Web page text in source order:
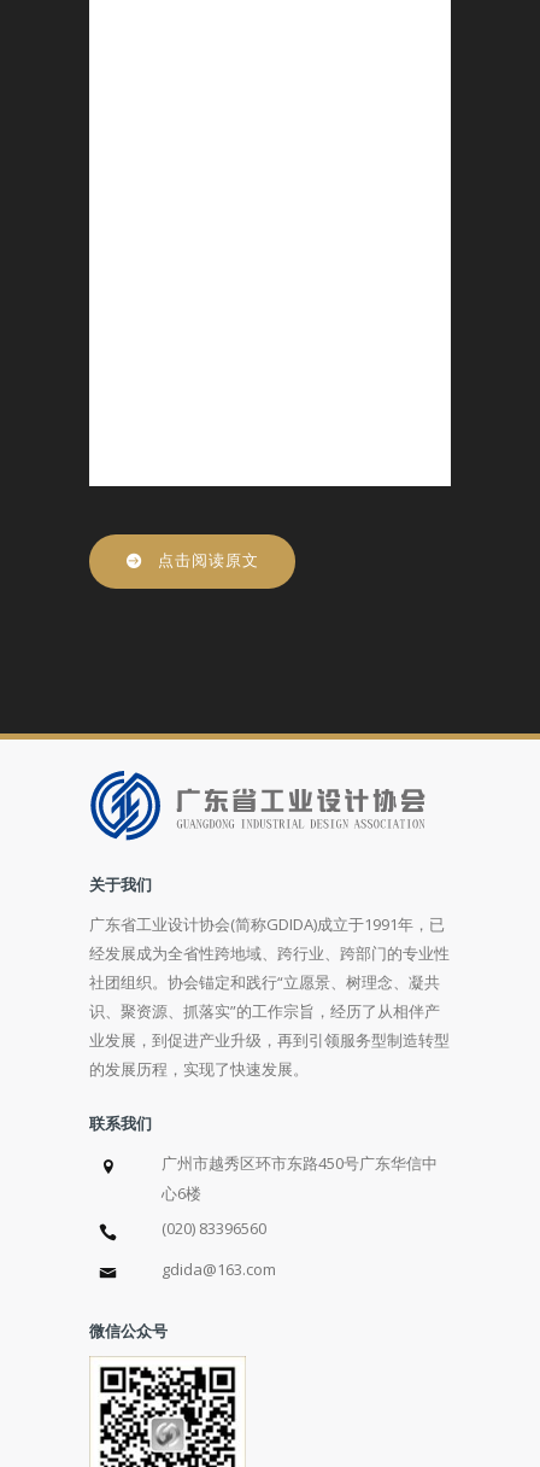
点击阅读原文
关于我们
广东省工业设计协会(简称GDIDA)成立于1991年，已
经发展成为全省性跨地域、跨行业、跨部门的专业性
社团组织。协会锚定和践行“立愿景、树理念、凝共
识、聚资源、抓落实”的工作宗旨，经历了从相伴产
业发展，到促进产业升级，再到引领服务型制造转型
的发展历程，实现了快速发展。
联系我们
广州市越秀区环市东路450号广东华信中
心6楼
(020) 83396560
gdida@163.com
微信公众号